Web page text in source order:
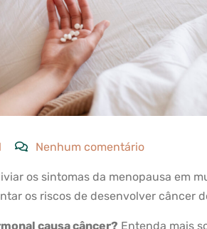
Nenhum comentário
os sintomas da menopausa em
os riscos de desenvolver câncer
causa câncer? Entenda mais